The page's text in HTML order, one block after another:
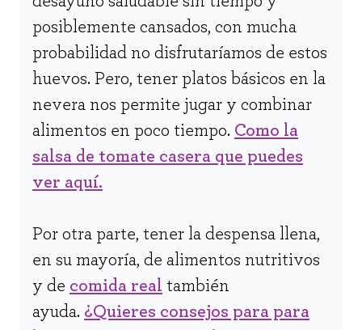
posiblemente cansados, con mucha
probabilidad no disfrutaríamos de estos
huevos. Pero, tener platos básicos en la
nevera nos permite jugar y combinar
alimentos en poco tiempo. Como la
salsa de tomate casera que puedes
ver aquí.
Por otra parte, tener la despensa llena,
en su mayoría, de alimentos nutritivos
y de comida real también
ayuda. ¿Quieres consejos para para